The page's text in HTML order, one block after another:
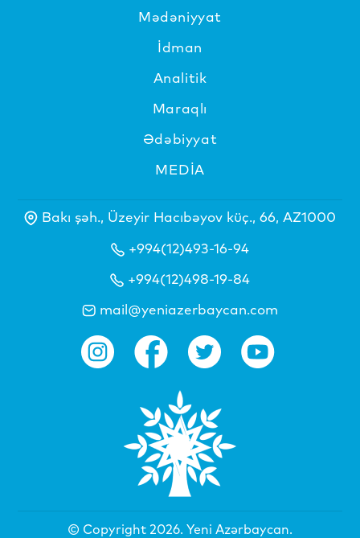
Mədəniyyat
İdman
Analitik
Maraqlı
Ədəbiyyat
MEDİA
Bakı şəh., Üzeyir Hacıbəyov küç., 66, AZ1000
+994(12)493-16-94
+994(12)498-19-84
mail@yeniazerbaycan.com
© Copyright 2026. Yeni Azərbaycan.